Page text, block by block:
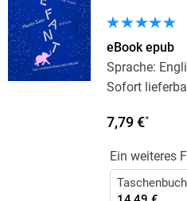
eBook epub
Sprache:
Sofort
7,79 €*
Ein weiteres
Taschenbuch